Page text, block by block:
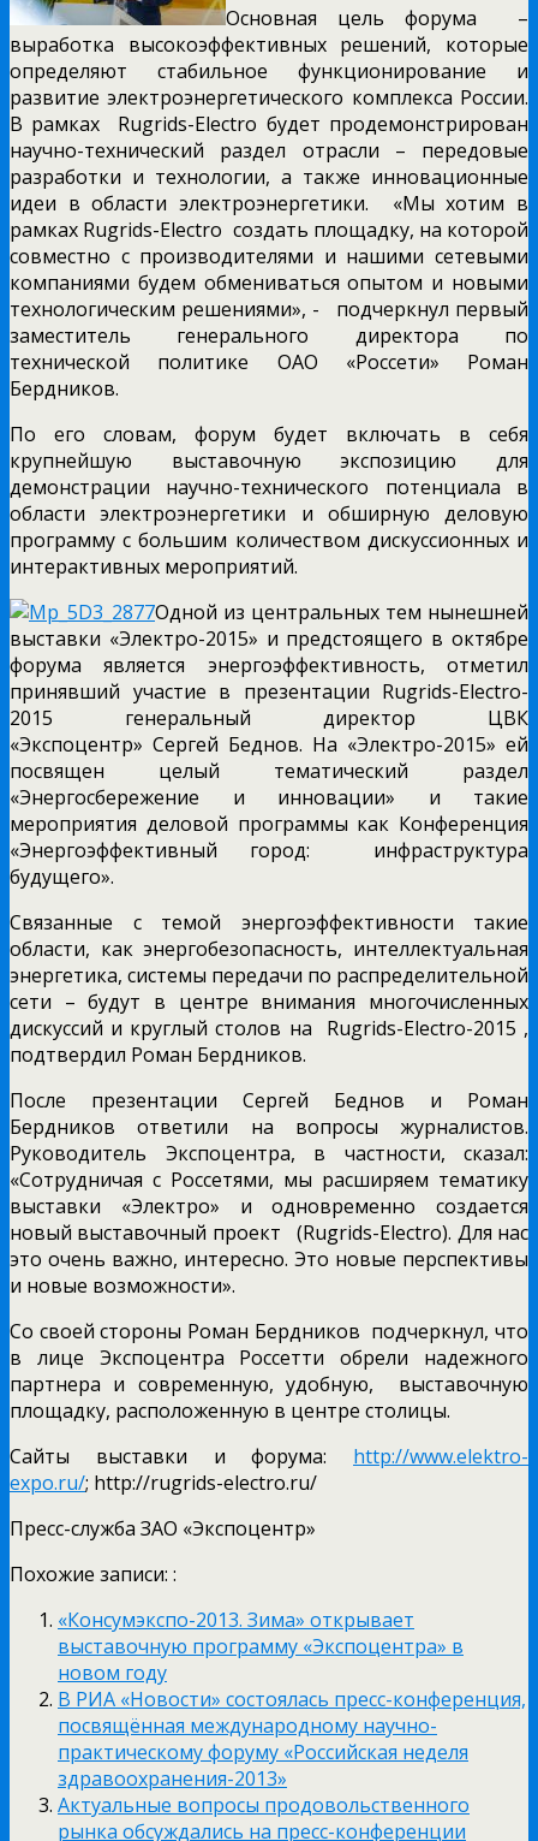
Основная цель форума –
выработка высокоэффективных решений, которые
определяют стабильное функционирование и
развитие электроэнергетического комплекса России.
В рамках Rugrids-Electro будет продемонстрирован
научно-технический раздел отрасли – передовые
разработки и технологии, а также инновационные
идеи в области электроэнергетики. «Мы хотим в
рамках Rugrids-Electro создать площадку, на которой
совместно с производителями и нашими сетевыми
компаниями будем обмениваться опытом и новыми
технологическим решениями», - подчеркнул первый
заместитель генерального директора по
технической политике ОАО «Россети» Роман
Бердников.
По его словам, форум будет включать в себя
крупнейшую выставочную экспозицию для
демонстрации научно-технического потенциала в
области электроэнергетики и обширную деловую
программу с большим количеством дискуссионных и
интерактивных мероприятий.
Одной из центральных тем нынешней
выставки «Электро-2015» и предстоящего в октябре
форума является энергоэффективность, отметил
принявший участие в презентации Rugrids-Electro-
2015 генеральный директор ЦВК
«Экспоцентр» Сергей Беднов. На «Электро-2015» ей
посвящен целый тематический раздел
«Энергосбережение и инновации» и такие
мероприятия деловой программы как Конференция
«Энергоэффективный город: инфраструктура
будущего».
Связанные с темой энергоэффективности такие
области, как энергобезопасность, интеллектуальная
энергетика, системы передачи по распределительной
сети – будут в центре внимания многочисленных
дискуссий и круглый столов на Rugrids-Electro-2015 ,
подтвердил Роман Бердников.
После презентации Сергей Беднов и Роман
Бердников ответили на вопросы журналистов.
Руководитель Экспоцентра, в частности, сказал:
«Сотрудничая с Россетями, мы расширяем тематику
выставки «Электро» и одновременно создается
новый выставочный проект (Rugrids-Electro). Для нас
это очень важно, интересно. Это новые перспективы
и новые возможности».
Со своей стороны Роман Бердников подчеркнул, что
в лице Экспоцентра Россетти обрели надежного
партнера и современную, удобную, выставочную
площадку, расположенную в центре столицы.
Сайты выставки и форума: http://www.elektro-
expo.ru/; http://rugrids-electro.ru/
Пресс-служба ЗАО «Экспоцентр»
Похожие записи: :
«Консумэкспо-2013. Зима» открывает
выставочную программу «Экспоцентра» в
новом году
В РИА «Новости» состоялась пресс-конференция,
посвящённая международному научно-
практическому форуму «Российская неделя
здравоохранения-2013»
Актуальные вопросы продовольственного
рынка обсуждались на пресс-конференции